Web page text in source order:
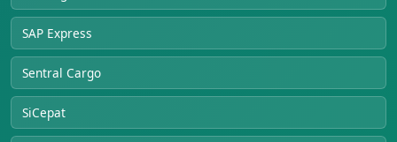
SAP Express
Sentral Cargo
SiCepat